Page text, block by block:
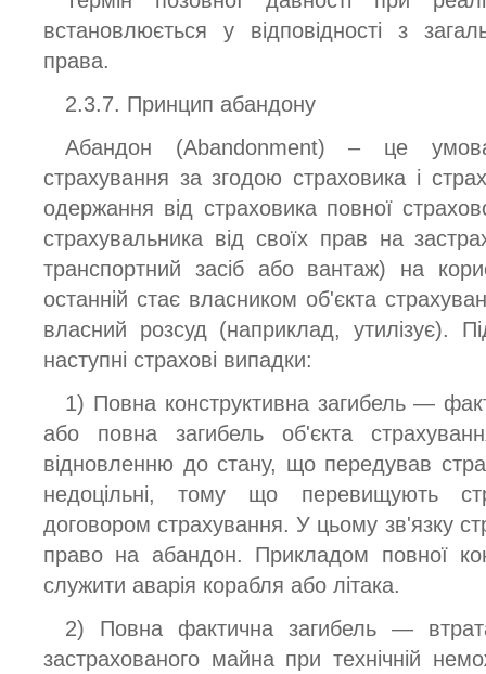
встановлюється у відповідності з
права.
2.3.7. Принцип абандону
Абандон (Abandonment) – це
страхування за згодою страховика і
одержання від страховика повної
страхувальника від своїх прав на
транспортний засіб або вантаж) на
останній стає власником об'єкта
власний розсуд (наприклад, утилізує).
наступні страхові випадки:
1) Повна конструктивна загибель —
або повна загибель об'єкта
відновленню до стану, що передував
недоцільні, тому що перевищують
договором страхування. У цьому зв'язку
право на абандон. Прикладом повної
служити аварія корабля або літака.
2) Повна фактична загибель —
застрахованого майна при технічній